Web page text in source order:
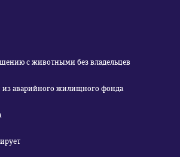
с животными без владельцев
из аварийного жилищного фонда